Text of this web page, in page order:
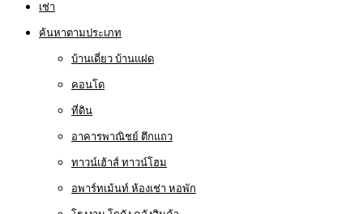
เช่า
ค้นหาตามประเภท
บ้านเดี่ยว บ้านแฝด
คอนโด
ที่ดิน
อาคารพาณิชย์ ตึกแถว
ทาวน์เฮ้าส์ ทาวน์โฮม
อพาร์ทเม้นท์ ห้องเช่า หอพัก